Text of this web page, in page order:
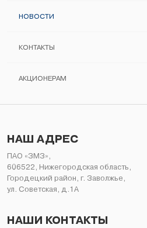
МЕНЕДЖМЕНТ КАЧЕСТВА
ИНФОРМАЦИЯ ДЛЯ ПОТРЕБИТЕЛЯ
НОВОСТИ
КОНТАКТЫ
АКЦИОНЕРАМ
НАШ АДРЕС
ПАО «ЗМЗ»,
606522, Нижегородская область,
Городецкий район, г. Заволжье,
ул. Советская, д.1А
НАШИ КОНТАКТЫ